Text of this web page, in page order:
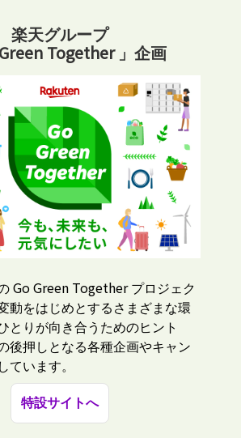
楽天グループ
Together 」企画
Go Green Together プロジェク
動をはじめとするさまざまな環
とりが向き合うためのヒント
後押しとなる各種企画やキャン
ています。
特設サイトへ